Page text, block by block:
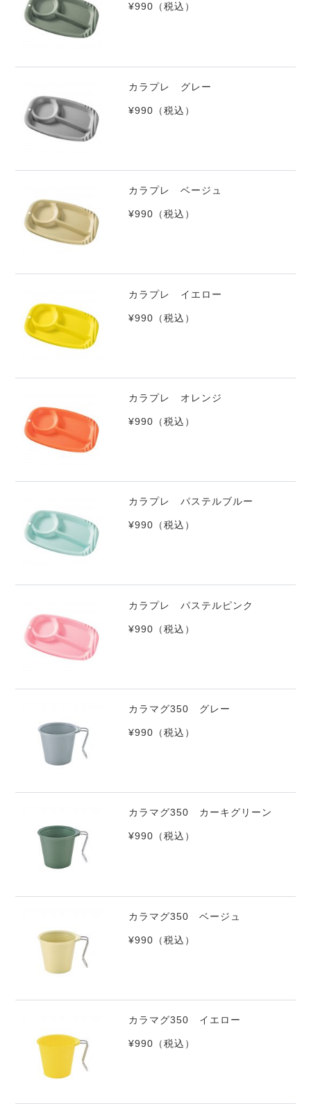
¥990 （税込）
カラプレ グレー
¥990 （税込）
カラプレ ベージュ
¥990 （税込）
カラプレ イエロー
¥990 （税込）
カラプレ オレンジ
¥990 （税込）
カラプレ パステルブルー
¥990 （税込）
カラプレ パステルピンク
¥990 （税込）
カラマグ350 グレー
¥990 （税込）
カラマグ350 カーキグリーン
¥990 （税込）
カラマグ350 ベージュ
¥990 （税込）
カラマグ350 イエロー
¥990 （税込）